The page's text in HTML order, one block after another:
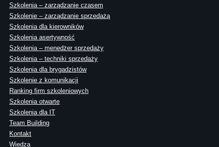
Szkolenia – zarządzanie czasem
Szkolenie – zarządzanie sprzedażą
Szkolenia dla kierowników
Szkolenia asertywność
Szkolenia – menedżer sprzedaży
Szkolenia – techniki sprzedaży
Szkolenia dla brygadzistów
Szkolenie z komunikacji
Ranking firm szkoleniowych
Szkolenia otwarte
Szkolenia dla IT
Team Building
Kontakt
Wiedza